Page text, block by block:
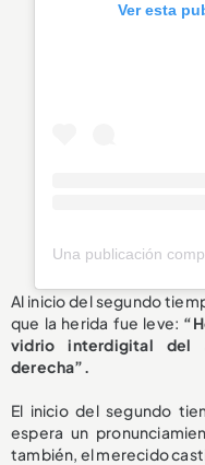
Ver esta
Al inicio del segundo
que la herida fue leve:
vidrio interdigital del
derecha”.
El inicio del segundo
espera un
también, el merecido